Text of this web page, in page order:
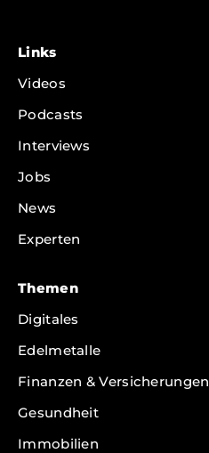
Links
Videos
Podcasts
Interviews
Jobs
News
Experten
Themen
Digitales
Edelmetalle
Finanzen & Versicherungen
Gesundheit
Immobilien